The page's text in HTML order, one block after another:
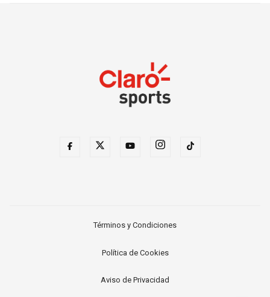
Términos y Condiciones
Política de Cookies
Aviso de Privacidad